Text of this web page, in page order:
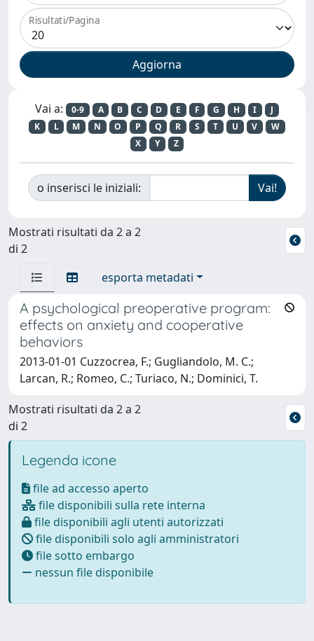
Risultati/Pagina
Vai a: 0-9 A B C D E F G H I
J
K
L M N O P Q R S T U V
W
X
Y Z
o inserisci le iniziali:
Mostrati risultati da 2 a 2
di 2
esporta metadati
A psychological preoperative program:
effects on anxiety and cooperative
behaviors
2013-01-01 Cuzzocrea, F.; Gugliandolo, M. C.;
Larcan, R.; Romeo, C.; Turiaco, N.; Dominici, T.
Mostrati risultati da 2 a 2
di 2
Legenda icone
file ad accesso aperto
file disponibili sulla rete interna
file disponibili agli utenti autorizzati
file disponibili solo agli amministratori
file sotto embargo
nessun file disponibile